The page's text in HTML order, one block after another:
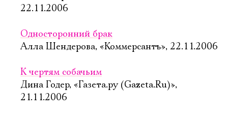
22.11.2006
Односторонний брак
Алла Шендерова, «Коммерсантъ», 22.11.2006
К чертям собачьим
Дина Годер, «Газета.ру (Gazeta.Ru)»,
21.11.2006